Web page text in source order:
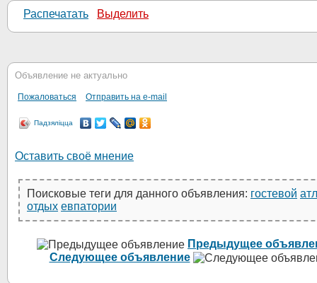
Распечатать Выделить
Объявление не актуально
Пожаловаться Отправить на e-mail
Падзяліцца
Оставить своё мнение
Поисковые теги для данного объявления: гостевой
отдых евпатории
Предыдущее
Следующее объявление